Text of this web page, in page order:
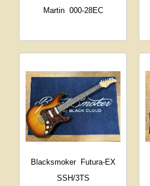
Martin 000-28EC
Blacksmoker
Futura-EX
SSH/3TS